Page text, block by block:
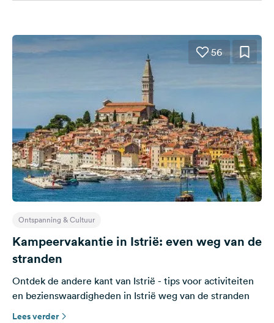
56
Ontspanning & Cultuur
Kampeervakantie in Istrië: even weg van de
stranden
Ontdek de andere kant van Istrië - tips voor activiteiten
en bezienswaardigheden in Istrië weg van de stranden
Lees verder